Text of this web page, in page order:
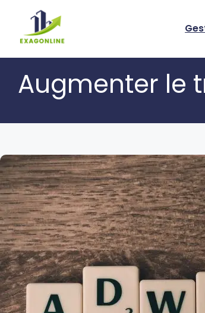
content
Augmenter le